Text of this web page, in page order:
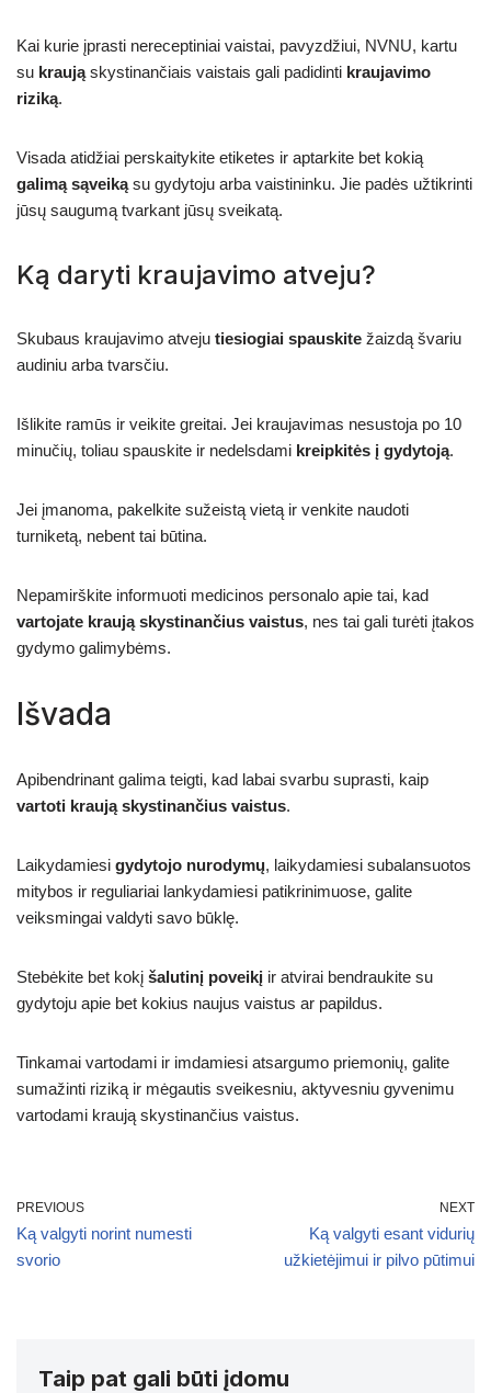
Kai kurie įprasti nereceptiniai vaistai, pavyzdžiui, NVNU, kartu
su kraująskystinančiais vaistais gali padidinti kraujavimo
riziką.
Visada atidžiai perskaitykite etiketes ir aptarkite bet kokią
galimą sąveikąsu gydytoju arba vaistininku. Jie padės užtikrinti
jūsų saugumą tvarkant jūsų sveikatą.
Ką daryti kraujavimo atveju?
Skubaus kraujavimo atveju tiesiogiai spauskite žaizdą švariu
audiniu arba tvarsčiu.
Išlikite ramūs ir veikite greitai. Jei kraujavimas nesustoja po 10
minučių, toliau spauskite ir nedelsdami kreipkitės į gydytoją.
Jei įmanoma, pakelkite sužeistą vietą ir venkite naudoti
turniketą, nebent tai būtina.
Nepamirškite informuoti medicinos personalo apie tai, kad
vartojate kraują skystinančius vaistus, nes tai gali turėti įtakos
gydymo galimybėms.
Išvada
Apibendrinant galima teigti, kad labai svarbu suprasti, kaip
vartoti kraują skystinančius vaistus.
Laikydamiesi gydytojo nurodymų, laikydamiesi subalansuotos
mitybos ir reguliariai lankydamiesi patikrinimuose, galite
veiksmingai valdyti savo būklę.
Stebėkite bet kokį šalutinį poveikį ir atvirai bendraukite su
gydytoju apie bet kokius naujus vaistus ar papildus.
Tinkamai vartodami ir imdamiesi atsargumo priemonių, galite
sumažinti riziką ir mėgautis sveikesniu, aktyvesniu gyvenimu
vartodami kraują skystinančius vaistus.
PREVIOUS
Ką valgyti norint numesti
svorio
NEXT
Ką valgyti esant vidurių
užkietėjimui ir pilvo pūtimui
Taip pat gali būti įdomu